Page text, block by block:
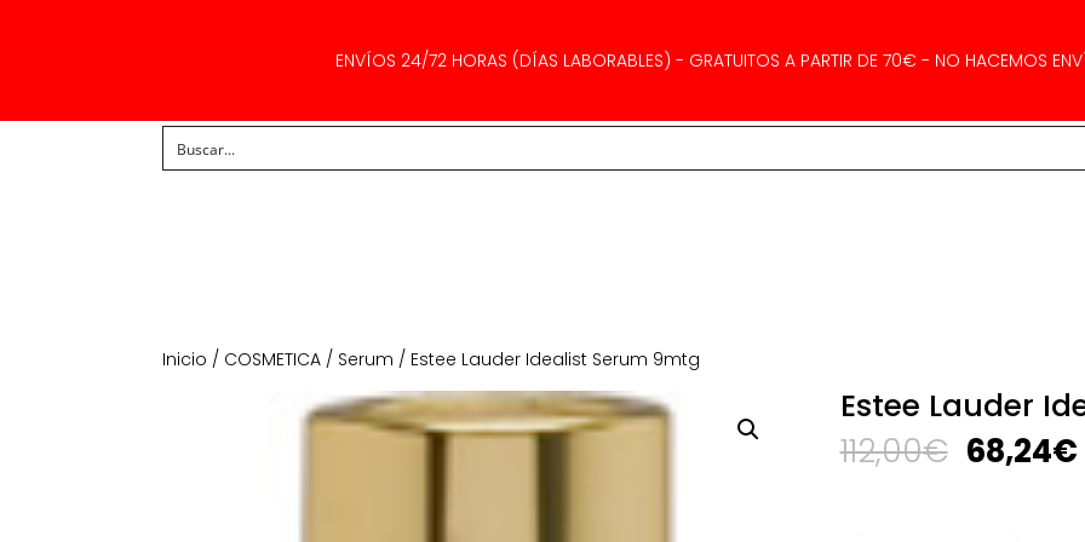
ENVÍOS 24/72 HORAS (DÍAS LABORABLES) - GRATUITOS A PARTIR DE 70€ - NO HACEMOS
Inicio / COSMETICA / Serum / Estee Lauder Idealist Serum 9mtg
Estee Lauder
112,00€ El
precio
68,24€El